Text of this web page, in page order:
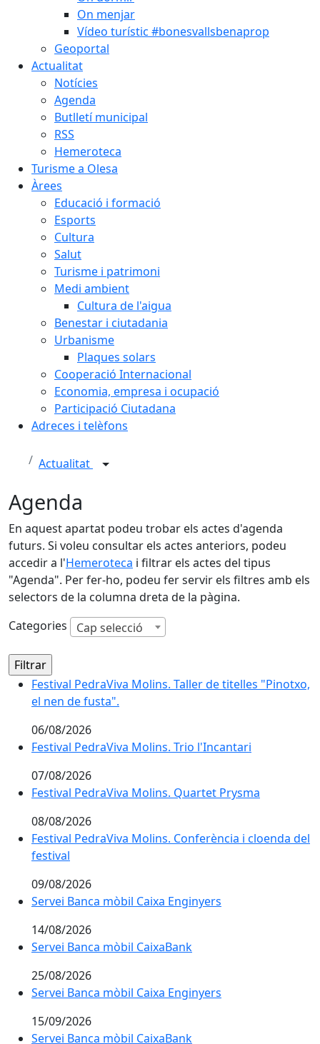
On menjar
Vídeo turístic #bonesvallsbenaprop
Geoportal
Actualitat
Notícies
Agenda
Butlletí municipal
RSS
Hemeroteca
Turisme a Olesa
Àrees
Educació i formació
Esports
Cultura
Salut
Turisme i patrimoni
Medi ambient
Cultura de l'aigua
Benestar i ciutadania
Urbanisme
Plaques solars
Cooperació Internacional
Economia, empresa i ocupació
Participació Ciutadana
Adreces i telèfons
Actualitat
Agenda
En aquest apartat podeu trobar els actes d'agenda
futurs. Si voleu consultar els actes anteriors, podeu
accedir a l'Hemeroteca i filtrar els actes del tipus
"Agenda". Per fer-ho, podeu fer servir els filtres amb els
selectors de la columna dreta de la pàgina.
Categories
Cap selecció
Festival PedraViva Molins. Taller de titelles "Pinotxo,
Festival PedraViva Molins. Taller de titelles "Pinotxo,
el nen de fusta".
06/08/2026
Festival PedraViva Molins. Trio l'Incantari
Festival PedraViva Molins. Trio l'Incantari
07/08/2026
Festival PedraViva Molins. Quartet Prysma
Festival PedraViva Molins. Quartet Prysma
08/08/2026
Festival PedraViva Molins. Conferència i cloenda del
Festival PedraViva Molins. Conferència i cloenda del
festival
09/08/2026
Servei Banca mòbil Caixa Enginyers
Servei Banca mòbil Caixa Enginyers
14/08/2026
Servei Banca mòbil CaixaBank
Servei Banca mòbil CaixaBank
25/08/2026
Servei Banca mòbil Caixa Enginyers
Servei Banca mòbil Caixa Enginyers
15/09/2026
Servei Banca mòbil CaixaBank
Servei Banca mòbil CaixaBank